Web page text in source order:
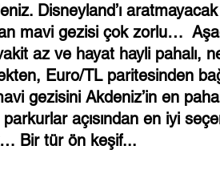
Disneyland’ı
mavi gezisi çok zorlu…
az ve hayat hayli pahalı,
Euro/TL paritesinden
gezisini Akdeniz’in en
açısından en iyi
Bir tür ön keşif...